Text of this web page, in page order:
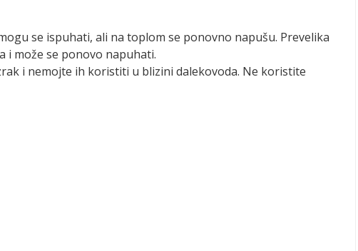
se ispuhati, ali na toplom se ponovno napušu. Prevelika
i može se ponovo napuhati.
i nemojte ih koristiti u blizini dalekovoda. Ne koristite